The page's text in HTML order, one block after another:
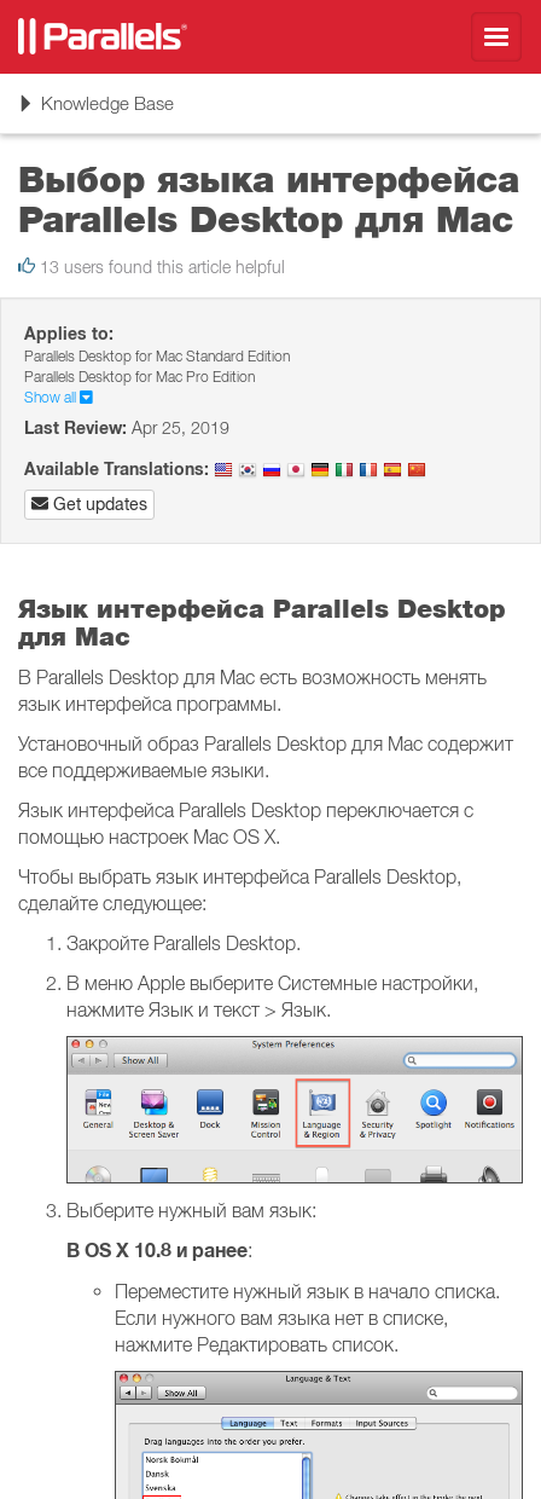
ToggleKnowledge Base
Выбор языка интерфейса
Parallels Desktop для Mac
13 users found this article helpful
Applies to:
Parallels Desktop for Mac Standard Edition
Parallels Desktop for Mac Pro Edition
Show all
Last Review: Apr 25, 2019
Available Translations:
Get updates
Язык интерфейса Parallels Desktop
для Mac
В Parallels Desktop для Mac есть возможность менять
язык интерфейса программы.
Установочный образ Parallels Desktop для Mac содержит
все поддерживаемые языки.
Язык интерфейса Parallels Desktop переключается с
помощью настроек Mac OS X.
Чтобы выбрать язык интерфейса Parallels Desktop,
сделайте следующее:
Закройте Parallels Desktop.
В меню Apple выберите Системные настройки,
нажмите Язык и текст > Язык.
Выберите нужный вам язык:
В OS X 10.8 и ранее:
Переместите нужный язык в начало списка.
Если нужного вам языка нет в списке,
нажмите Редактировать список.